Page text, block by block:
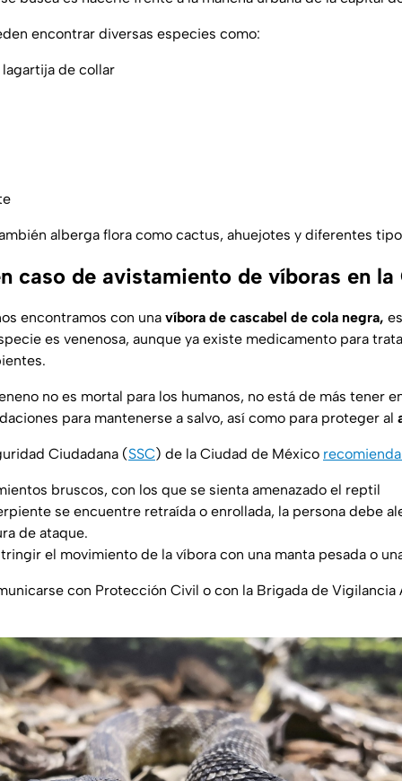
encontrar diversas especies como:
de collar
alberga flora como cactus, ahuejotes y diferentes
caso de avistamiento de víboras en la
encontramos con una víbora de cascabel de cola negra,
es venenosa, aunque ya existe medicamento para
no es mortal para los humanos, no está de más tener
para mantenerse a salvo, así como para proteger al
Ciudadana (SSC) de la Ciudad de México
bruscos, con los que se sienta amenazado el reptil
se encuentre retraída o enrollada, la persona debe
de ataque.
el movimiento de la víbora con una manta pesada o
con Protección Civil o con la Brigada de Vigilancia